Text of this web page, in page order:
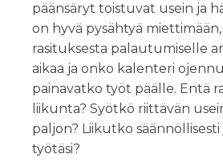
päänsäryt toistuvat usein ja
on hyvä pysähtyä
rasituksesta palautumiselle
aikaa ja onko kalenteri
painavatko työt päälle. Entä
liikunta? Syötkö riittävän
paljon? Liikutko
työtäsi?